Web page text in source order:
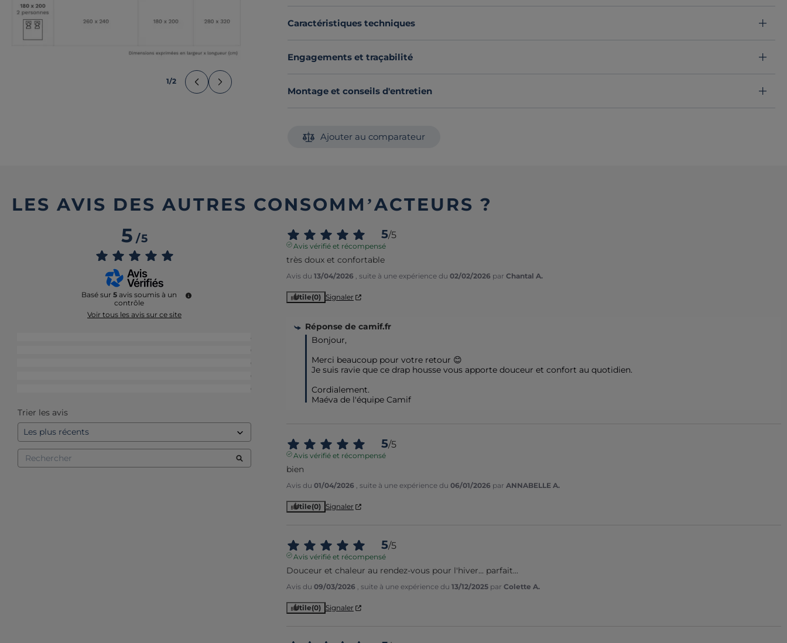
1/2
Caractéristiques techniques
Engagements et traçabilité
Montage et conseils d'entretien
Ajouter au comparateur
LES AVIS DES AUTRES CONSOMM’ACTEURS ?
5/5
Basé sur 5 avis soumis à un
contrôle
Voir tous les avis sur ce site
5
0
0
0
0
Trier les avis
5/5
Avis vérifié et récompensé
très doux et confortable
Avis du 13/04/2026 , suite à une expérience du 02/02/2026 par Chantal A.
Utile(0) Signaler
Réponse de camif.fr
Bonjour,
Merci beaucoup pour votre retour 😊
Je suis ravie que ce drap housse vous apporte douceur et confort au quotidien.
Cordialement.
Maéva de l'équipe Camif
5/5
Avis vérifié et récompensé
bien
Avis du 01/04/2026 , suite à une expérience du 06/01/2026 par ANNABELLE A.
Utile(0) Signaler
5/5
Avis vérifié et récompensé
Douceur et chaleur au rendez-vous pour l'hiver... parfait...
Avis du 09/03/2026 , suite à une expérience du 13/12/2025 par Colette A.
Utile(0) Signaler